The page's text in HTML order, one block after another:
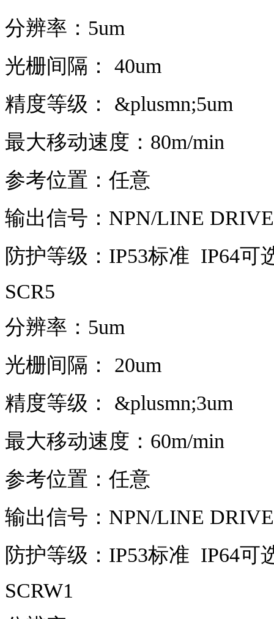
分辨率：5um
光栅间隔： 40um
精度等级： &plusmn;5um
最大移动速度：80m/min
参考位置：任意
输出信号：NPN/LINE
防护等级：IP53标准 IP64可
SCR5
分辨率：5um
光栅间隔： 20um
精度等级： &plusmn;3um
最大移动速度：60m/min
参考位置：任意
输出信号：NPN/LINE
防护等级：IP53标准 IP64可
SCRW1